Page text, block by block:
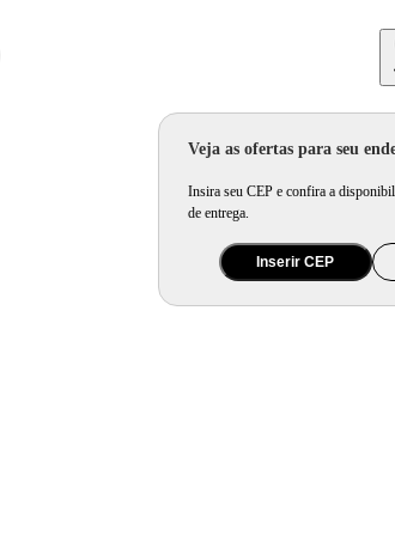
Veja as ofertas para seu
Insira seu CEP e confira a
de entrega.
Inserir CEP